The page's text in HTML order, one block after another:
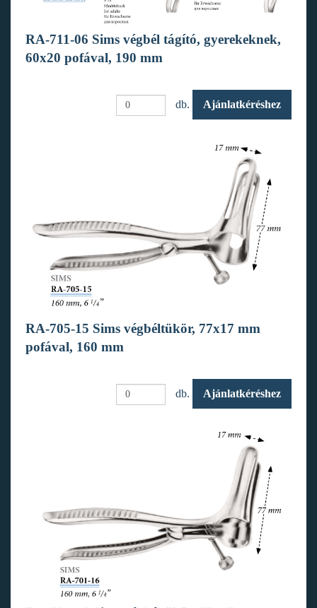
RA-711-06 Sims végbél tágító, gyerekeknek,
60x20 pofával, 190 mm
db. Ajánlatkéréshez
RA-705-15 Sims végbéltükör, 77x17 mm
pofával, 160 mm
db. Ajánlatkéréshez